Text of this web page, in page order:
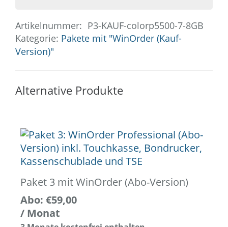
Version)
Menge
Artikelnummer: P3-KAUF-colorp5500-7-8GB
Kategorie: Pakete mit "WinOrder (Kauf-
Version)"
Alternative Produkte
Paket 3 mit WinOrder (Abo-Version)
Abo: €59,00
/ Monat